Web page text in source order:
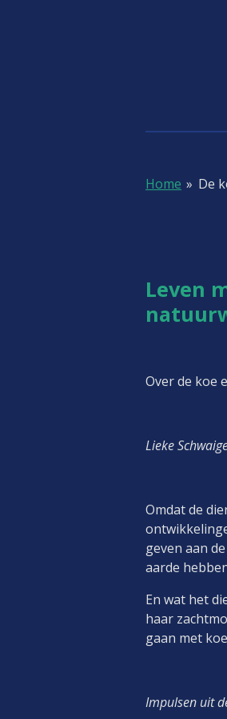
Home » De
Leven
Over de koe
Lieke
Omdat de
geven aan
En wat het
haar
gaan met